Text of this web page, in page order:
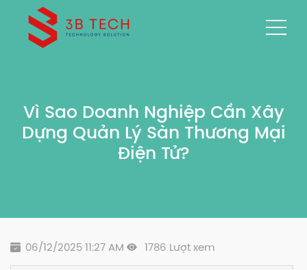
Vì Sao Doanh Nghiệp Cần Xây
Dựng Quản Lý Sàn Thương Mại
Điện Tử?
06/12/2025 11:27 AM 1786 Lượt xem